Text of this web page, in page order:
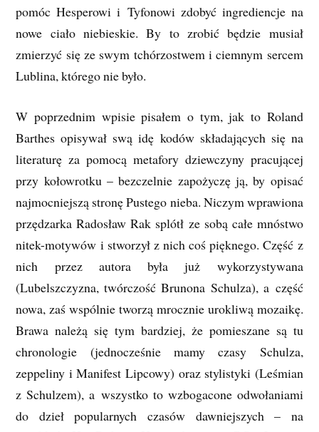
pomóc Hesperowi i Tyfonowi zdobyć ingrediencje na
nowe ciało niebieskie. By to zrobić będzie musiał
zmierzyć się ze swym tchórzostwem i ciemnym sercem
Lublina, którego nie było.
W poprzednim wpisie pisałem o tym, jak to Roland
Barthes opisywał swą idę kodów składających się na
literaturę za pomocą metafory dziewczyny pracującej
przy kołowrotku – bezczelnie zapożyczę ją, by opisać
najmocniejszą stronę Pustego nieba. Niczym wprawiona
przędzarka Radosław Rak splótł ze sobą całe mnóstwo
nitek-motywów i stworzył z nich coś pięknego. Część z
nich przez autora była już wykorzystywana
(Lubelszczyzna, twórczość Brunona Schulza), a część
nowa, zaś wspólnie tworzą mrocznie urokliwą mozaikę.
Brawa należą się tym bardziej, że pomieszane są tu
chronologie (jednocześnie mamy czasy Schulza,
zeppeliny i Manifest Lipcowy) oraz stylistyki (Leśmian
z Schulzem), a wszystko to wzbogacone odwołaniami
do dzieł popularnych czasów dawniejszych – na